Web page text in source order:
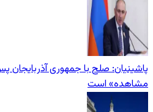
پاشینیان: صلح با جمهوری
مشاهده» است